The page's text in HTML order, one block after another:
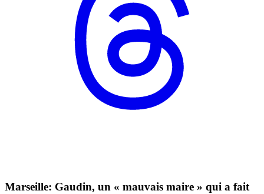
Marseille: Gaudin, un « mauvais maire » qui a fait